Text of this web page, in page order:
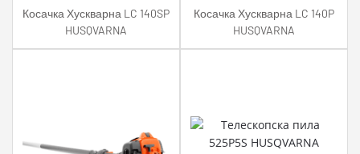
Косачка Хускварна LC 140SP
HUSQVARNA
Косачка Хускварна LC 140P
HUSQVARNA